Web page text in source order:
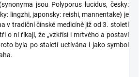
(synonyma jsou Polyporus lucidus, česky:
lingzhi, japonsky: reishi, mannentake) je
v tradiční čínské medicíně již od 3. století
o ní říkají, že „vzkřísí i mrtvého a postaví
byla po staletí uctívána i jako symbol